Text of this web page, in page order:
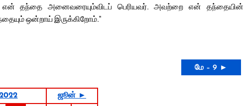
தந்தை அனைவரையும்விடப் பெரியவர். அவற்றை என் தந்தையின்
ஒன்றாய் இருக்கிறோம்.”
மே – 9 ►
ஜூன் ►